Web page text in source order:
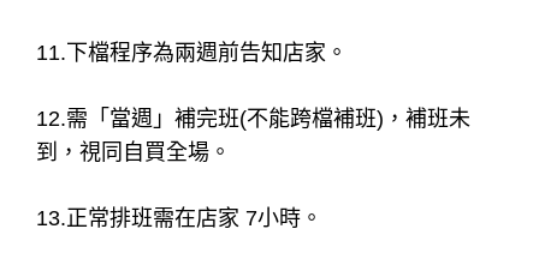
11.下檔程序為兩週前告知店家。
12.需「當週」補完班(不能跨檔補班)，補班未
到，視同自買全場。
13.正常排班需在店家 7小時。